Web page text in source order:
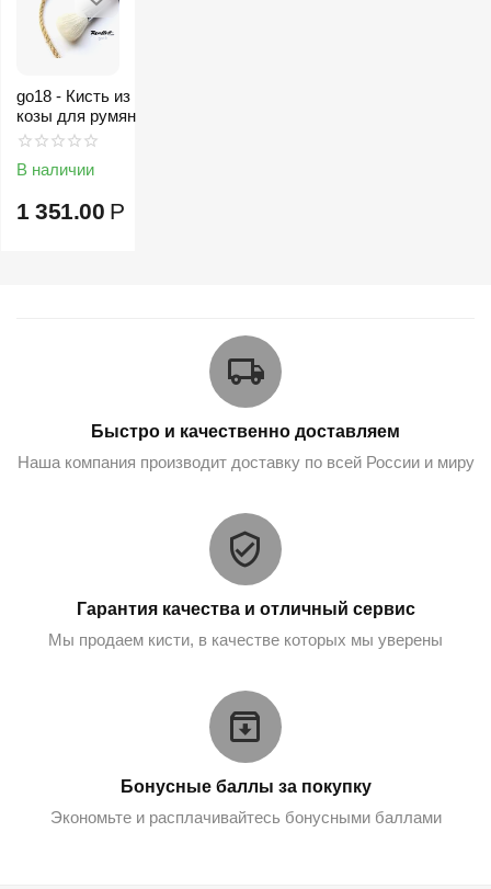
go18 - Кисть из
козы для румян
В наличии
1 351.00 Р
Быстро и качественно доставляем
Наша компания производит доставку по всей России и миру
Гарантия качества и отличный сервис
Мы продаем кисти, в качестве которых мы уверены
Бонусные баллы за покупку
Экономьте и расплачивайтесь бонусными баллами